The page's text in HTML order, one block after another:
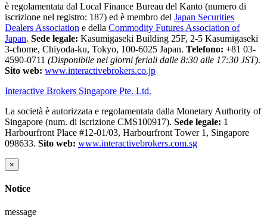
è regolamentata dal Local Finance Bureau del Kanto (numero di
iscrizione nel registro: 187) ed è membro del Japan Securities
Dealers Association e della Commodity Futures Association of
Japan. Sede legale: Kasumigaseki Building 25F, 2-5 Kasumigaseki
3-chome, Chiyoda-ku, Tokyo, 100-6025 Japan. Telefono: +81 03-
4590-0711 (Disponibile nei giorni feriali dalle 8:30 alle 17:30 JST).
Sito web: www.interactivebrokers.co.jp
Interactive Brokers Singapore Pte. Ltd.
La società è autorizzata e regolamentata dalla Monetary Authority of
Singapore (num. di iscrizione CMS100917). Sede legale: 1
Harbourfront Place #12-01/03, Harbourfront Tower 1, Singapore
098633. Sito web: www.interactivebrokers.com.sg
×
Notice
message